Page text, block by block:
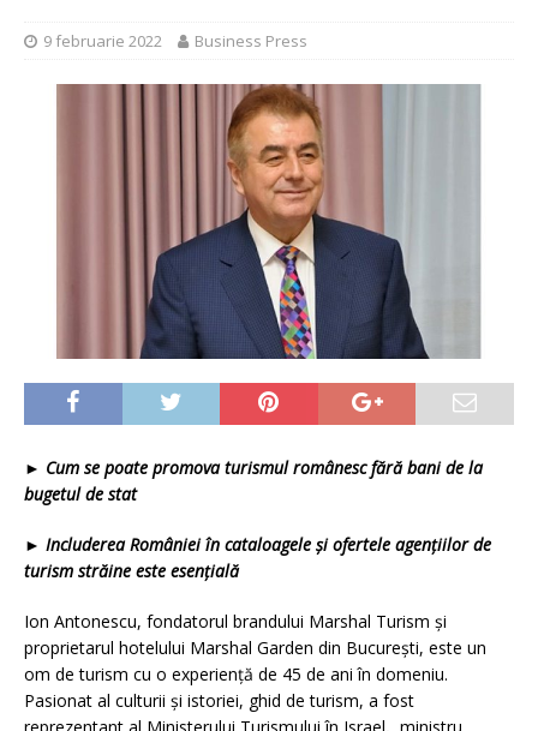
9 februarie 2022 Business Press
► Cum se poate promova turismul românesc fără bani de la
bugetul de stat
► Includerea României în cataloagele și ofertele agențiilor de
turism străine este esențială
Ion Antonescu, fondatorul brandului Marshal Turism și
proprietarul hotelului Marshal Garden din București, este un
om de turism cu o experiență de 45 de ani în domeniu.
Pasionat al culturii și istoriei, ghid de turism, a fost